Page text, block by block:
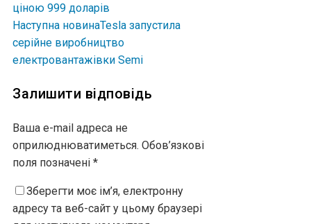
ціною 999 доларів
Наступна новинаTesla запустила
серійне виробництво
електровантажівки Semi
Залишити відповідь
Ваша e-mail адреса не
оприлюднюватиметься. Обов’язкові
поля позначені *
Зберегти моє ім’я, електронну
адресу та веб-сайт у цьому браузері